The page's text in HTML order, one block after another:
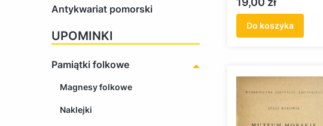
Antykwariat pomorski
UPOMINKI
Pamiątki folkowe
Magnesy folkowe
Naklejki
Do koszyka